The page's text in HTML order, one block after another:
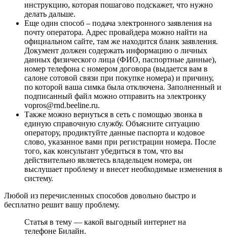
инструкцию, которая пошагово подскажет, что нужно
делать дальше.
Еще один способ – подача электронного заявления на
почту оператора. Адрес провайдера можно найти на
официальном сайте, там же находится бланк заявления.
Документ должен содержать информацию о личных
данных физического лица (ФИО, паспортные данные),
номер телефона с номером договора (выдается вам в
салоне сотовой связи при покупке номера) и причину,
по которой ваша симка была отключена. Заполненный и
подписанный файл можно отправить на электронку
vopros@rnd.beeline.ru.
Также можно вернуться в сеть с помощью звонка в
единую справочную службу. Объясните ситуацию
оператору, продиктуйте данные паспорта и кодовое
слово, указанное вами при регистрации номера. После
того, как консультант убедиться в том, что вы
действительно являетесь владельцем номера, он
выслушает проблему и внесет необходимые изменения в
систему.
Любой из перечисленных способов довольно быстро и
бесплатно решит вашу проблему.
Статья в тему — какой выгодный интернет на
телефоне Билайн.